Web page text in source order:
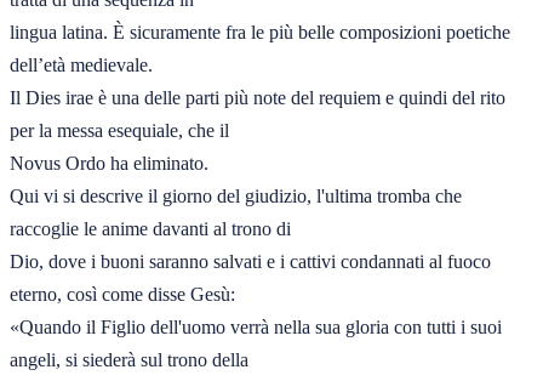
lingua latina. È sicuramente fra le più belle composizioni poetiche
dell’età medievale.
Il Dies irae è una delle parti più note del requiem e quindi del rito
per la messa esequiale, che il
Novus Ordo ha eliminato.
Qui vi si descrive il giorno del giudizio, l'ultima tromba che
raccoglie le anime davanti al trono di
Dio, dove i buoni saranno salvati e i cattivi condannati al fuoco
eterno, così come disse Gesù:
«Quando il Figlio dell'uomo verrà nella sua gloria con tutti i suoi
angeli, si siederà sul trono della